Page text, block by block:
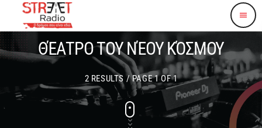
menu
ΘΈΑΤΡΟ ΤΟΥ ΝΈΟΥ ΚΌΣΜΟΥ
2 RESULTS / PAGE 1 OF 1